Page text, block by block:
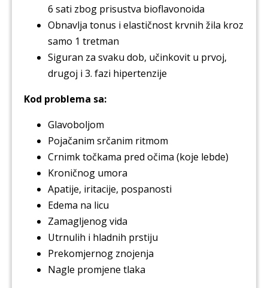
6 sati zbog prisustva bioflavonoida
Obnavlja tonus i elastičnost krvnih žila kroz
samo 1 tretman
Siguran za svaku dob, učinkovit u prvoj,
drugoj i 3. fazi hipertenzije
Kod problema sa:
Glavoboljom
Pojačanim srčanim ritmom
Crnimk točkama pred očima (koje lebde)
Kroničnog umora
Apatije, iritacije, pospanosti
Edema na licu
Zamagljenog vida
Utrnulih i hladnih prstiju
Prekomjernog znojenja
Nagle promjene tlaka